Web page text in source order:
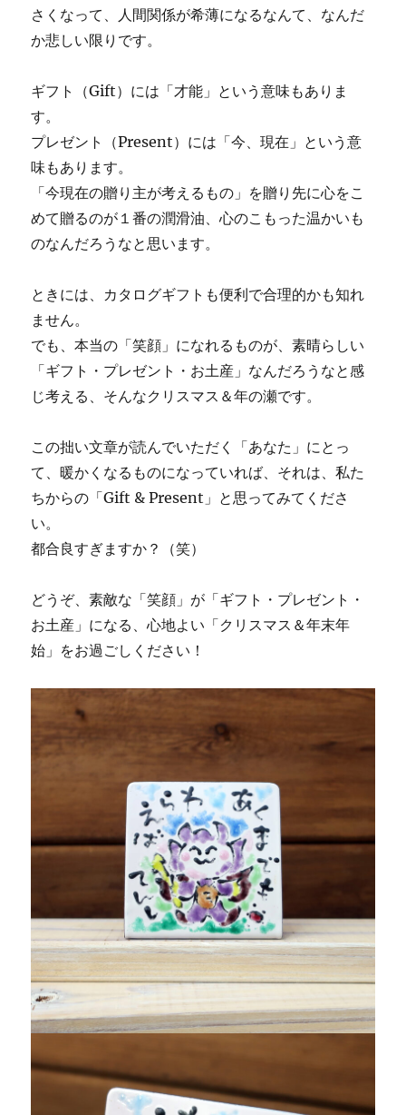
さくなって、人間関係が希薄になるなんて、なんだ
か悲しい限りです。
ギフト（Gift）には「才能」という意味もありま
す。
プレゼント（Present）には「今、現在」という意
味もあります。
「今現在の贈り主が考えるもの」を贈り先に心をこ
めて贈るのが１番の潤滑油、心のこもった温かいも
のなんだろうなと思います。
ときには、カタログギフトも便利で合理的かも知れ
ません。
でも、本当の「笑顔」になれるものが、素晴らしい
「ギフト・プレゼント・お土産」なんだろうなと感
じ考える、そんなクリスマス＆年の瀬です。
この拙い文章が読んでいただく「あなた」にとっ
て、暖かくなるものになっていれば、それは、私た
ちからの「Gift & Present」と思ってみてくださ
い。
都合良すぎますか？（笑）
どうぞ、素敵な「笑顔」が「ギフト・プレゼント・
お土産」になる、心地よい「クリスマス＆年末年
始」をお過ごしください！